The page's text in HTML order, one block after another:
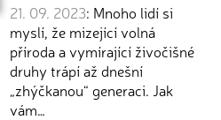
21. 09. 2023: Mnoho lidí si
myslí, že mizející volná
příroda a vymírající živočišné
druhy trápí až dnešní
„zhýčkanou“ generaci. Jak
vám…